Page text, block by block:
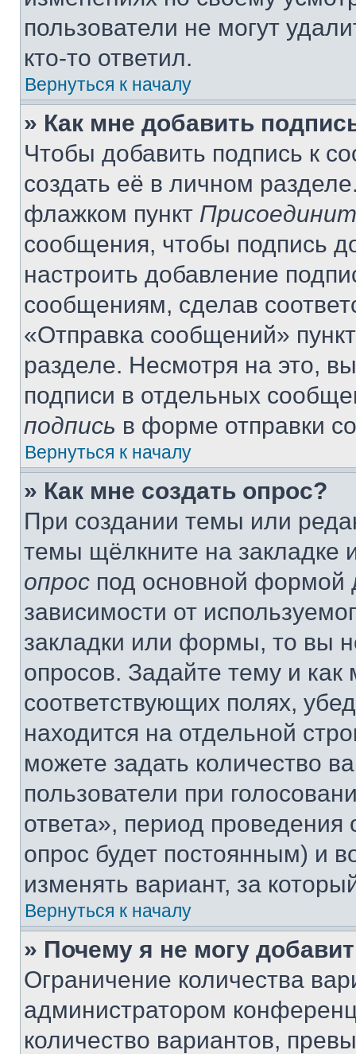
пользователи не могут
кто-то ответил.
Вернуться к началу
» Как мне добавить
Чтобы добавить подпись к
создать её в личном
флажком пункт
сообщения, чтобы подпись
настроить добавление
сообщениям, сделав
«Отправка сообщений»
разделе. Несмотря на это,
подписи в отдельных
подпись в форме отправки
Вернуться к началу
» Как мне создать опрос?
При создании темы или
темы щёлкните на
опрос под основной формой
зависимости от
закладки или формы, то вы
опросов. Задайте тему и
соответствующих полях,
находится на отдельной
можете задать количество
пользователи при
ответа», период проведения
опрос будет постоянным) и
изменять вариант, за
Вернуться к началу
» Почему я не могу
Ограничение количества
администратором
количество вариантов,